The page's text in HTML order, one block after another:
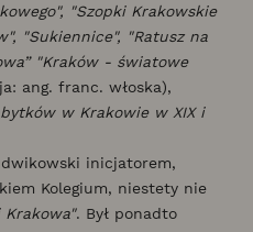
"Szopki Krakowskie
"Sukiennice", "Ratusz na
"Kraków - światowe
ang. franc. włoska),
w Krakowie w XIX i
inicjatorem,
Kolegium, niestety nie
Krakowa". Był ponadto